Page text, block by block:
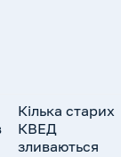
Кілька старих
КВЕД
зливаються